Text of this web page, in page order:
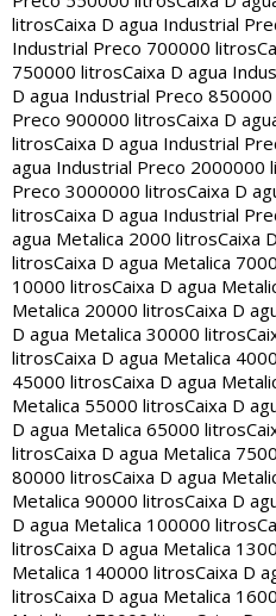
litrosCaixa D agua Industrial
Industrial Preco 700000 litros
750000 litrosCaixa D agua
D agua Industrial Preco
Preco 900000 litrosCaixa D
litrosCaixa D agua Industrial
agua Industrial Preco 2000000
Preco 3000000 litrosCaixa D
litrosCaixa D agua Industrial
agua Metalica 2000 litrosCaixa
litrosCaixa D agua Metalica
10000 litrosCaixa D agua
Metalica 20000 litrosCaixa D
D agua Metalica 30000 litros
litrosCaixa D agua Metalica
45000 litrosCaixa D agua
Metalica 55000 litrosCaixa D
D agua Metalica 65000 litros
litrosCaixa D agua Metalica
80000 litrosCaixa D agua
Metalica 90000 litrosCaixa D
D agua Metalica 100000 litros
litrosCaixa D agua Metalica
Metalica 140000 litrosCaixa D
litrosCaixa D agua Metalica